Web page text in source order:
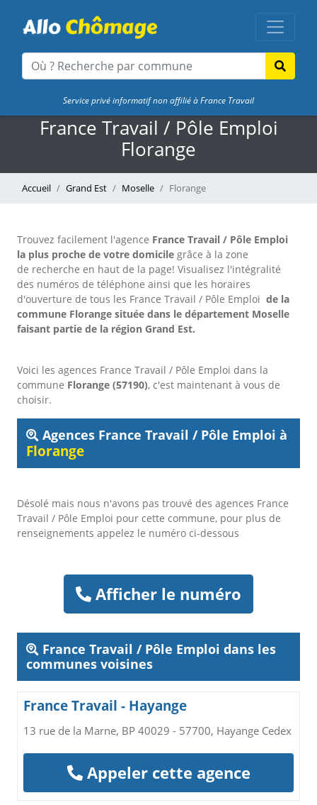
Service privé informatif non affilié à France Travail
France Travail / Pôle Emploi
Florange
Accueil Grand Est Moselle Florange
Trouvez facilement l'agence France Travail / Pôle Emploi
la plus proche de votre domicile grâce à la zone
de recherche en haut de la page! Visualisez l'intégralité
des numéros de téléphone ainsi que les horaires
d'ouverture de tous les France Travail / Pôle Emploi de la
commune Florange située dans le département Moselle
faisant partie de la région Grand Est.
Voici les agences France Travail / Pôle Emploi dans la
commune Florange (57190), c'est maintenant à vous de
choisir.
Agences France Travail / Pôle Emploi à
Florange
Désolé mais nous n'avons pas trouvé des agences France
Travail / Pôle Emploi pour cette commune, pour plus de
renseignements appelez le numéro ci-dessous
Afficher le numéro
France Travail / Pôle Emploi dans les
communes voisines
France Travail - Hayange
13 rue de la Marne, BP 40029 - 57700, Hayange Cedex
Appeler cette agence